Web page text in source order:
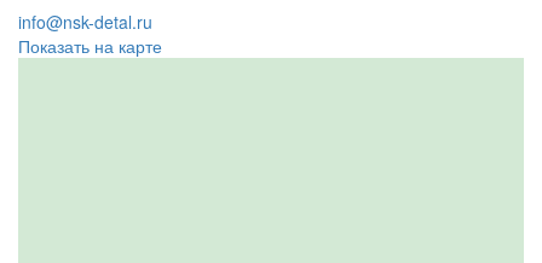
info@nsk-detal.ru
Показать на карте